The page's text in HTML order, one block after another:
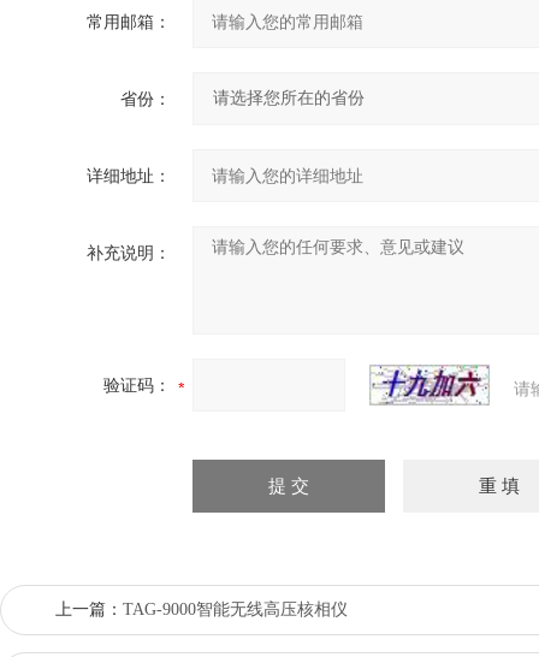
常用邮箱：
省份：
详细地址：
补充说明：
验证码： 请
上一篇： TAG-9000智能无线高压核相仪